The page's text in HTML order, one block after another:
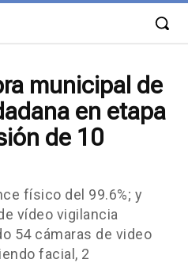
municipal de
en etapa
de 10
físico del 99.6%; y
vídeo vigilancia
54 cámaras de video
facial, 2